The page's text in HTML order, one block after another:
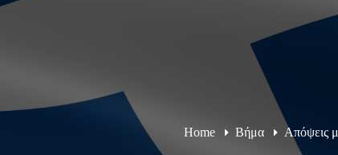
Home Βήμα Απόψεις